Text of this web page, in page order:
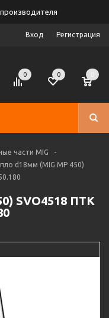
Вход Регистрация
0 0
части MIG
-
d18мм (MIG MP 450)
SVO4518 ПТК